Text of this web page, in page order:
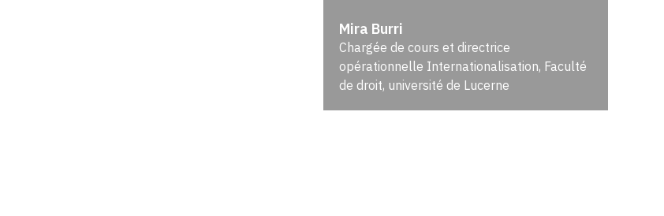
Mira Burri
Chargée de cours et directrice
opérationnelle Internationalisation, Faculté
de droit, université de Lucerne